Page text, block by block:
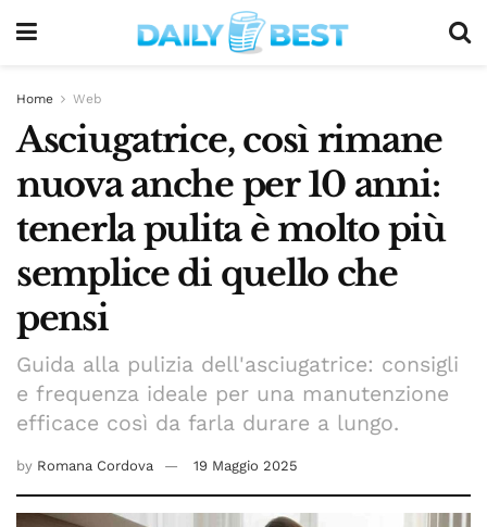
Home Web
Asciugatrice, così rimane
nuova anche per 10 anni:
tenerla pulita è molto più
semplice di quello che
pensi
Guida alla pulizia dell'asciugatrice: consigli
e frequenza ideale per una manutenzione
efficace così da farla durare a lungo.
by Romana Cordova 19 Maggio 2025